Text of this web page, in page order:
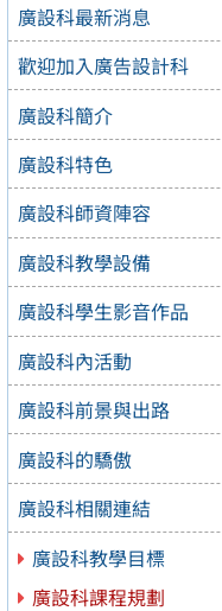
廣設科最新消息
歡迎加入廣告設計科
廣設科簡介
廣設科特色
廣設科師資陣容
廣設科教學設備
廣設科學生影音作品
廣設科內活動
廣設科前景與出路
廣設科的驕傲
廣設科相關連結
廣設科教學目標
廣設科課程規劃